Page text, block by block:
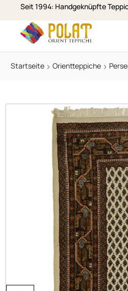
Seit 1994: Handgeknüpfte
Versand & Rückversand
Startseite Orientteppiche